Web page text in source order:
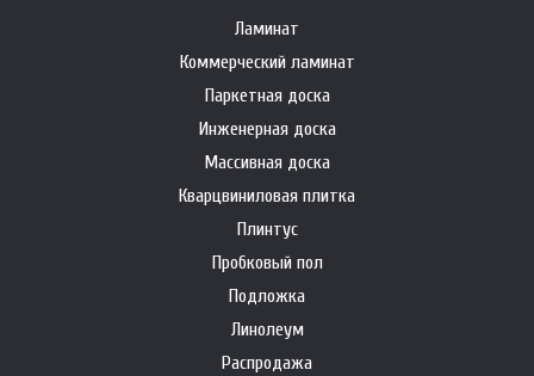
Ламинат
Коммерческий ламинат
Паркетная доска
Инженерная доска
Массивная доска
Кварцвиниловая плитка
Плинтус
Пробковый пол
Подложка
Линолеум
Распродажа